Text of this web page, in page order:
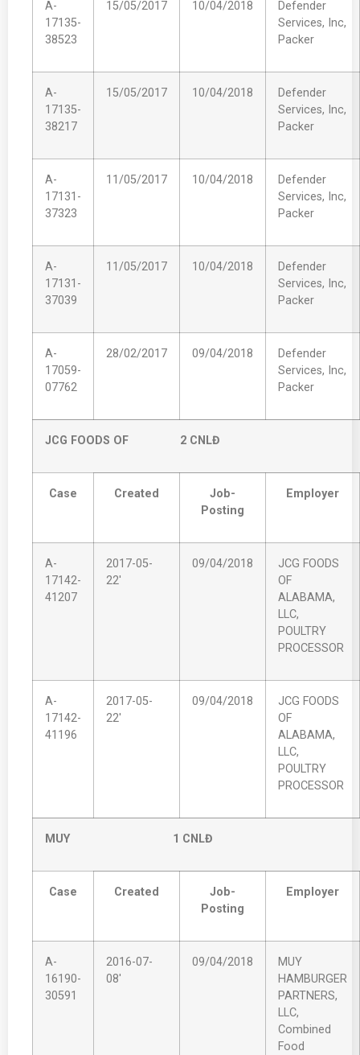
A-
17135-
38523
15/05/2017 10/04/2018
Defender
Services, Inc,
Packer
A-
17135-
38217
15/05/2017 10/04/2018
Defender
Services, Inc,
Packer
A-
17131-
37323
11/05/2017 10/04/2018
Defender
Services, Inc,
Packer
A-
17131-
37039
11/05/2017 10/04/2018
Defender
Services, Inc,
Packer
A-
17059-
07762
28/02/2017 09/04/2018
Defender
Services, Inc,
Packer
JCG FOODS OF 2 CNLĐ
Case Created
Job-
Posting
Employer
A-
17142-
41207
2017-05-
22'
09/04/2018
JCG FOODS
OF
ALABAMA,
LLC,
POULTRY
PROCESSOR
A-
17142-
41196
2017-05-
22'
09/04/2018
JCG FOODS
OF
ALABAMA,
LLC,
POULTRY
PROCESSOR
MUY 1 CNLĐ
Case Created
Job-
Posting
Employer
A-
16190-
30591
2016-07-
08'
09/04/2018
MUY
HAMBURGER
PARTNERS,
LLC,
Combined
Food